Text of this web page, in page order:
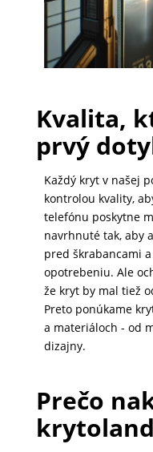
GAMING
AUTOPRÍSLUŠENSTVO
DOMÁCNOSŤ
POPSOCKETY
HODINKY
PRÍSLUŠENSTVO
Kvalita,
prvý
Každý kryt v našej
kontrolou kvality,
telefónu poskytne
navrhnuté tak, aby
pred škrabancami
opotrebeniu. Ale
že kryt by mal tiež
Preto ponúkame
a materiáloch - od
dizajny.
Prečo